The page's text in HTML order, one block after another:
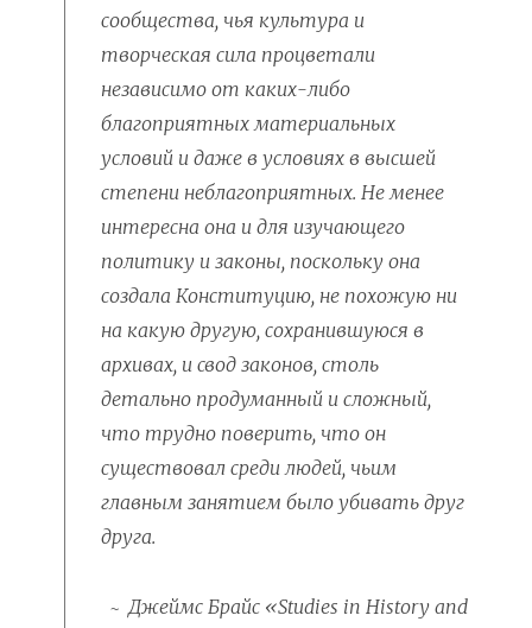
сообщества, чья культура и
творческая сила процветали
независимо от каких-либо
благоприятных материальных
условий и даже в условиях в высшей
степени неблагоприятных. Не менее
интересна она и для изучающего
политику и законы, поскольку она
создала Конституцию, не похожую ни
на какую другую, сохранившуюся в
архивах, и свод законов, столь
детально продуманный и сложный,
что трудно поверить, что он
существовал среди людей, чьим
главным занятием было убивать друг
друга.
Джеймс Брайс «Studies in History and